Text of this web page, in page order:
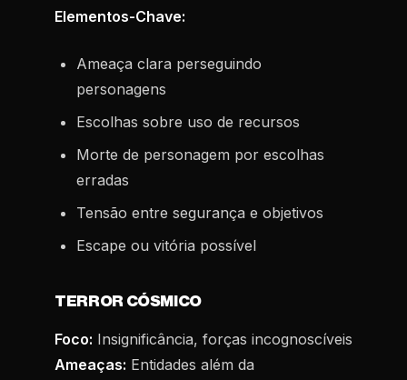
Elementos-Chave:
Ameaça clara perseguindo
personagens
Escolhas sobre uso de recursos
Morte de personagem por escolhas
erradas
Tensão entre segurança e objetivos
Escape ou vitória possível
TERROR CÓSMICO
Foco: Insignificância, forças incognoscíveis
Ameaças: Entidades além da